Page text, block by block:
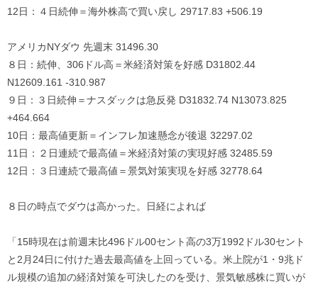
12日：４日続伸＝海外株高で買い戻し 29717.83 +506.19
アメリカNYダウ 先週末 31496.30
８日：続伸、306ドル高＝米経済対策を好感 D31802.44
N12609.161 -310.987
９日：３日続伸＝ナスダックは急反発 D31832.74 N13073.825
+464.664
10日：最高値更新＝インフレ加速懸念が後退 32297.02
11日：２日連続で最高値＝米経済対策の実現好感 32485.59
12日：３日連続で最高値＝景気対策実現を好感 32778.64
８日の時点でダウは高かった。日経によれば
「15時現在は前週末比496ドル00セント高の3万1992ドル30セント
と2月24日に付けた過去最高値を上回っている。米上院が1・9兆ド
ル規模の追加の経済対策を可決したのを受け、景気敏感株に買いが